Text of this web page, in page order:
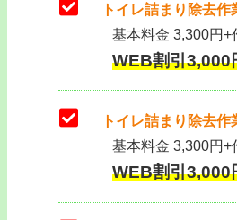
トイレ詰まり除去作
基本料金 3,300円+
WEB割引
トイレ詰まり除去
基本料金 3,300円+
WEB割引